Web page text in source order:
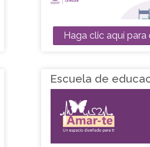
Haga clic aquí para
Escuela de